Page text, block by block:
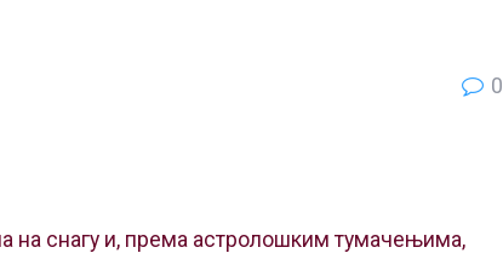
0
на снагу и, према астролошким тумачењима,